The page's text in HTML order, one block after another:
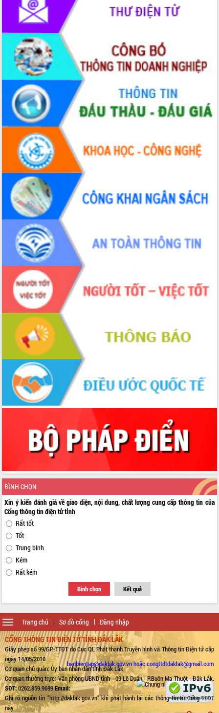
BÌNH CHỌN
Xin ý kiến đánh giá về giao diện, nội dung, chất lượng cung cấp thông tin của
Cổng thông tin điện tử tỉnh
Rất tốt
Tốt
Trung bình
Kém
Rất kém
Bình chọn Kết quả
Trang chủ Sơ đồ cổng Đăng nhập
Toggle
navigation
CỔNG THÔNG TIN ĐIỆN TỬ TỈNH ĐẮK LẮK
Giấy phép số 99/GP-TTĐT do Cục QL Phát thanh Truyền hình và Thông tin Điện tử cấp
ngày 14/05/2010
Cơ quan chủ quản: Ủy ban nhân dân tỉnh Đắk Lắk
Cơ quan thường trực: Văn phòng UBND tỉnh - 09 Lê Duẩn - P.Buôn Ma Thuột - Đắk Lắk.
SĐT:0262.859.9699Email:
banbientap@daklak.gov.vn hoặc congttdtdaklak@gmail.com
Ghi rõ nguồn tin "http://daklak.gov.vn" khi phát hành lại các thông tin từ Cổng TTĐT
này